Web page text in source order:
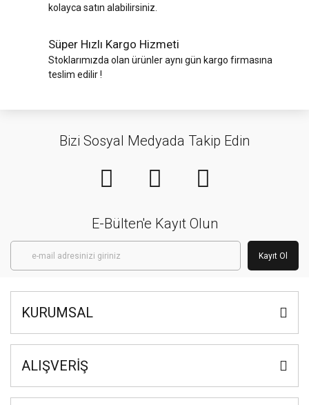
kolayca satın alabilirsiniz.
Süper Hızlı Kargo Hizmeti
Stoklarımızda olan ürünler aynı gün kargo firmasına
teslim edilir !
Bizi Sosyal Medyada Takip Edin
E-Bülten'e Kayıt Olun
Kayıt Ol
KURUMSAL
ALIŞVERİŞ